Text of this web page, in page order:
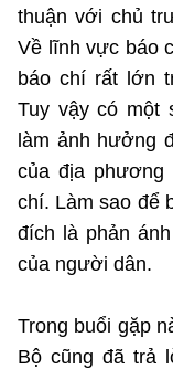
thuận với chủ
Về lĩnh vực báo
báo chí rất lớn
Tuy vậy có một
làm ảnh hưởng
của địa phương
chí. Làm sao để
đích là phản
của người dân.
Trong buổi gặp
Bộ cũng đã trả